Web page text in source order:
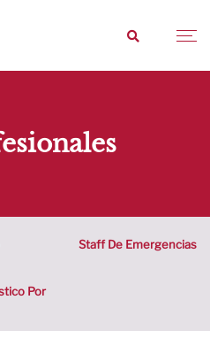
Staff De Emergencias
Por